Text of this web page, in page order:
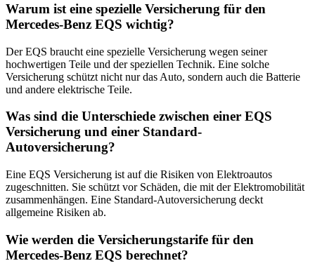
Warum ist eine spezielle Versicherung für den
Mercedes-Benz EQS wichtig?
Der EQS braucht eine spezielle Versicherung wegen seiner
hochwertigen Teile und der speziellen Technik. Eine solche
Versicherung schützt nicht nur das Auto, sondern auch die Batterie
und andere elektrische Teile.
Was sind die Unterschiede zwischen einer EQS
Versicherung und einer Standard-
Autoversicherung?
Eine EQS Versicherung ist auf die Risiken von Elektroautos
zugeschnitten. Sie schützt vor Schäden, die mit der Elektromobilität
zusammenhängen. Eine Standard-Autoversicherung deckt
allgemeine Risiken ab.
Wie werden die Versicherungstarife für den
Mercedes-Benz EQS berechnet?